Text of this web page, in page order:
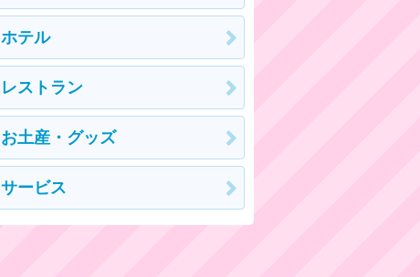
ホテル
レストラン
お土産・グッズ
サービス